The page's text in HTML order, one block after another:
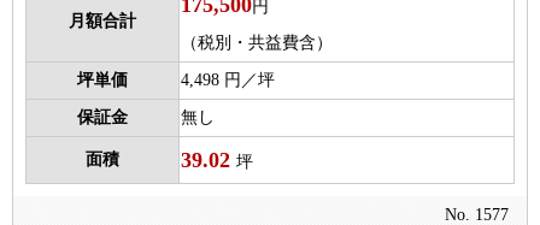
月額合計
円
（税別・共益費含）
坪単価 4,498 円／坪
保証金 無し
面積 39.02 坪
No. 1577